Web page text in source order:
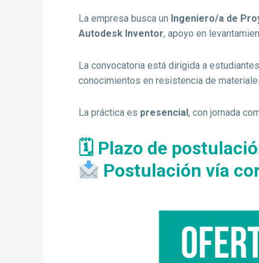
La empresa busca un Ingeniero/a de
Autodesk Inventor, apoyo en
La convocatoria está dirigida a
conocimientos en resistencia de
La práctica es presencial , con jornada
🗓 Plazo de
Postulación vía